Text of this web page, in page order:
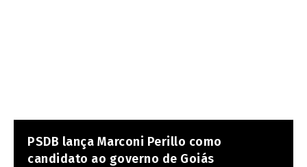
PSDB lança Marconi Perillo como
candidato ao governo de Goiás